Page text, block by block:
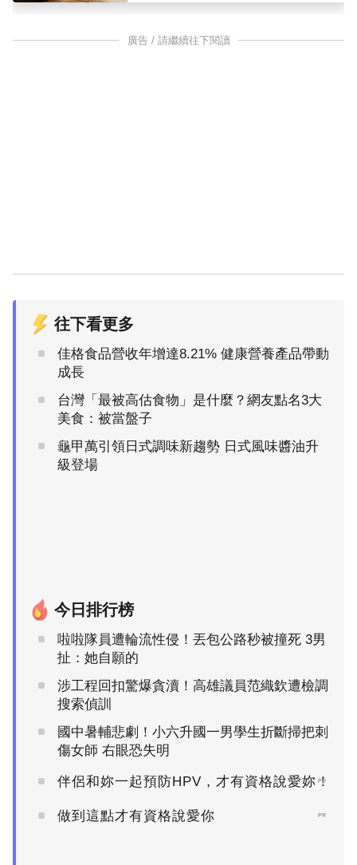
廣告 / 請繼續往下閱讀
往下看更多
佳格食品營收年增達8.21% 健康營養產品帶動
成長
台灣「最被高估食物」是什麼？網友點名3大
美食：被當盤子
龜甲萬引領日式調味新趨勢 日式風味醬油升
級登場
今日排行榜
啦啦隊員遭輪流性侵！丟包公路秒被撞死 3男
扯：她自願的
涉工程回扣驚爆貪瀆！高雄議員范織欽遭檢調
搜索偵訓
國中暑輔悲劇！小六升國一男學生折斷掃把刺
傷女師 右眼恐失明
伴侶和妳一起預防HPV，才有資格說愛妳！
PR
做到這點才有資格說愛你 PR